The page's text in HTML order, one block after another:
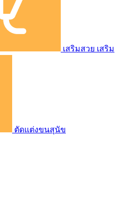
เสริมสวย เสริม
ตัดแต่งขนสุนัข